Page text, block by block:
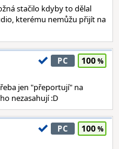
stačilo kdyby to dělal
kterému nemůžu přijít na
PC 100
jen "přeportují" na
nezasahují :D
PC 100